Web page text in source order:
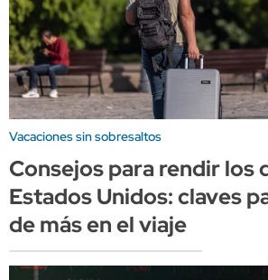
Vacaciones sin sobresaltos
Consejos para rendir los
Estados Unidos: claves
de más en el viaje